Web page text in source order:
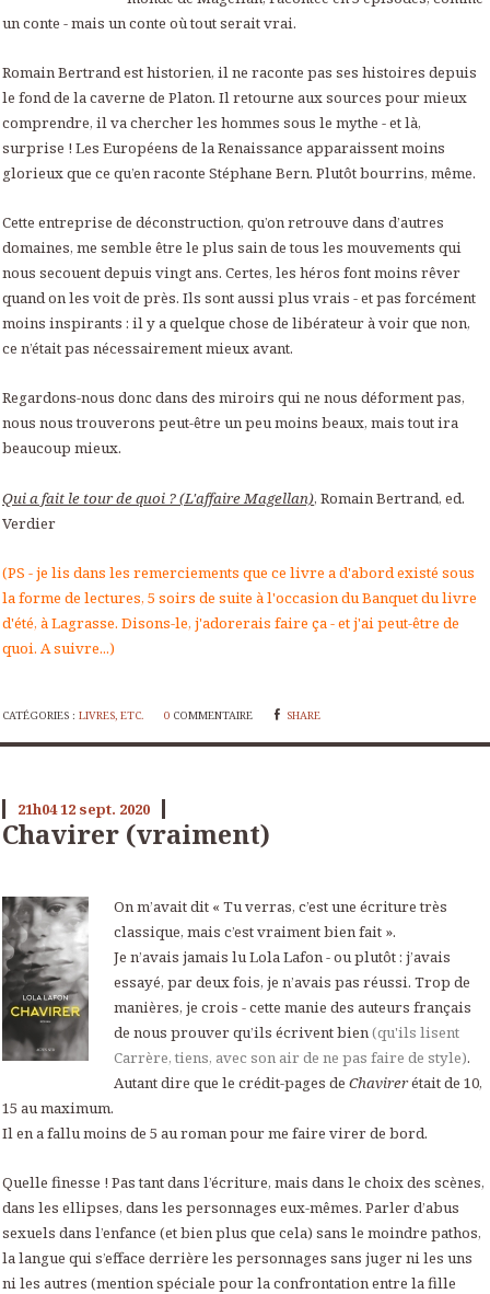
un conte -mais un conte où tout serait vrai.
Romain Bertrand est historien, il ne raconte pas ses histoires depuis
le fond de la caverne de Platon. Il retourne aux sources pour mieux
comprendre, il va chercher les hommes sous le mythe - et là,
surprise ! Les Européens de la Renaissance apparaissent moins
glorieux que ce qu’en raconte Stéphane Bern. Plutôt bourrins, même.
Cette entreprise de déconstruction, qu’on retrouve dans d’autres
domaines, me semble être le plus sain de tous les mouvements qui
nous secouent depuis vingt ans. Certes, les héros font moins rêver
quand on les voit de près. Ils sont aussi plus vrais - et pas forcément
moins inspirants : il y a quelque chose de libérateur à voir que non,
ce n’était pas nécessairement mieux avant.
Regardons-nous donc dans des miroirs qui ne nous déforment pas,
nous nous trouverons peut-être un peu moins beaux, mais tout ira
beaucoup mieux.
Qui a fait le tour de quoi ? (L'affaire Magellan), Romain Bertrand, ed.
Verdier
(PS - je lis dans les remerciements que ce livre a d'abord existé sous
la forme de lectures, 5 soirs de suite à l'occasion du Banquet du livre
d'été, à Lagrasse. Disons-le, j'adorerais faire ça - et j'ai peut-être de
quoi. A suivre...)
CATÉGORIES : LIVRES, ETC. 0 COMMENTAIRE SHARE
21h0412 sept. 2020
Chavirer (vraiment)
On m’avait dit « Tu verras, c’est une écriture très
classique, mais c’est vraiment bien fait ».
Je n’avais jamais lu Lola Lafon - ou plutôt : j’avais
essayé, par deux fois, je n’avais pas réussi. Trop de
manières, je crois - cette manie des auteurs français
de nous prouver qu’ils écrivent bien(qu'ils lisent
Carrère, tiens, avec son air de ne pas faire de style).
Autant dire que le crédit-pages deChavirerétait de 10,
15 au maximum.
Il en a fallu moins de 5 au roman pour me faire virer de bord.
Quelle finesse ! Pas tant dans l’écriture, mais dans le choix des scènes,
dans les ellipses, dans les personnages eux-mêmes. Parler d’abus
sexuels dans l’enfance (et bien plus que cela) sans le moindre pathos,
la langue qui s’efface derrière les personnages sans juger ni les uns
ni les autres (mention spéciale pour la confrontation entre la fille